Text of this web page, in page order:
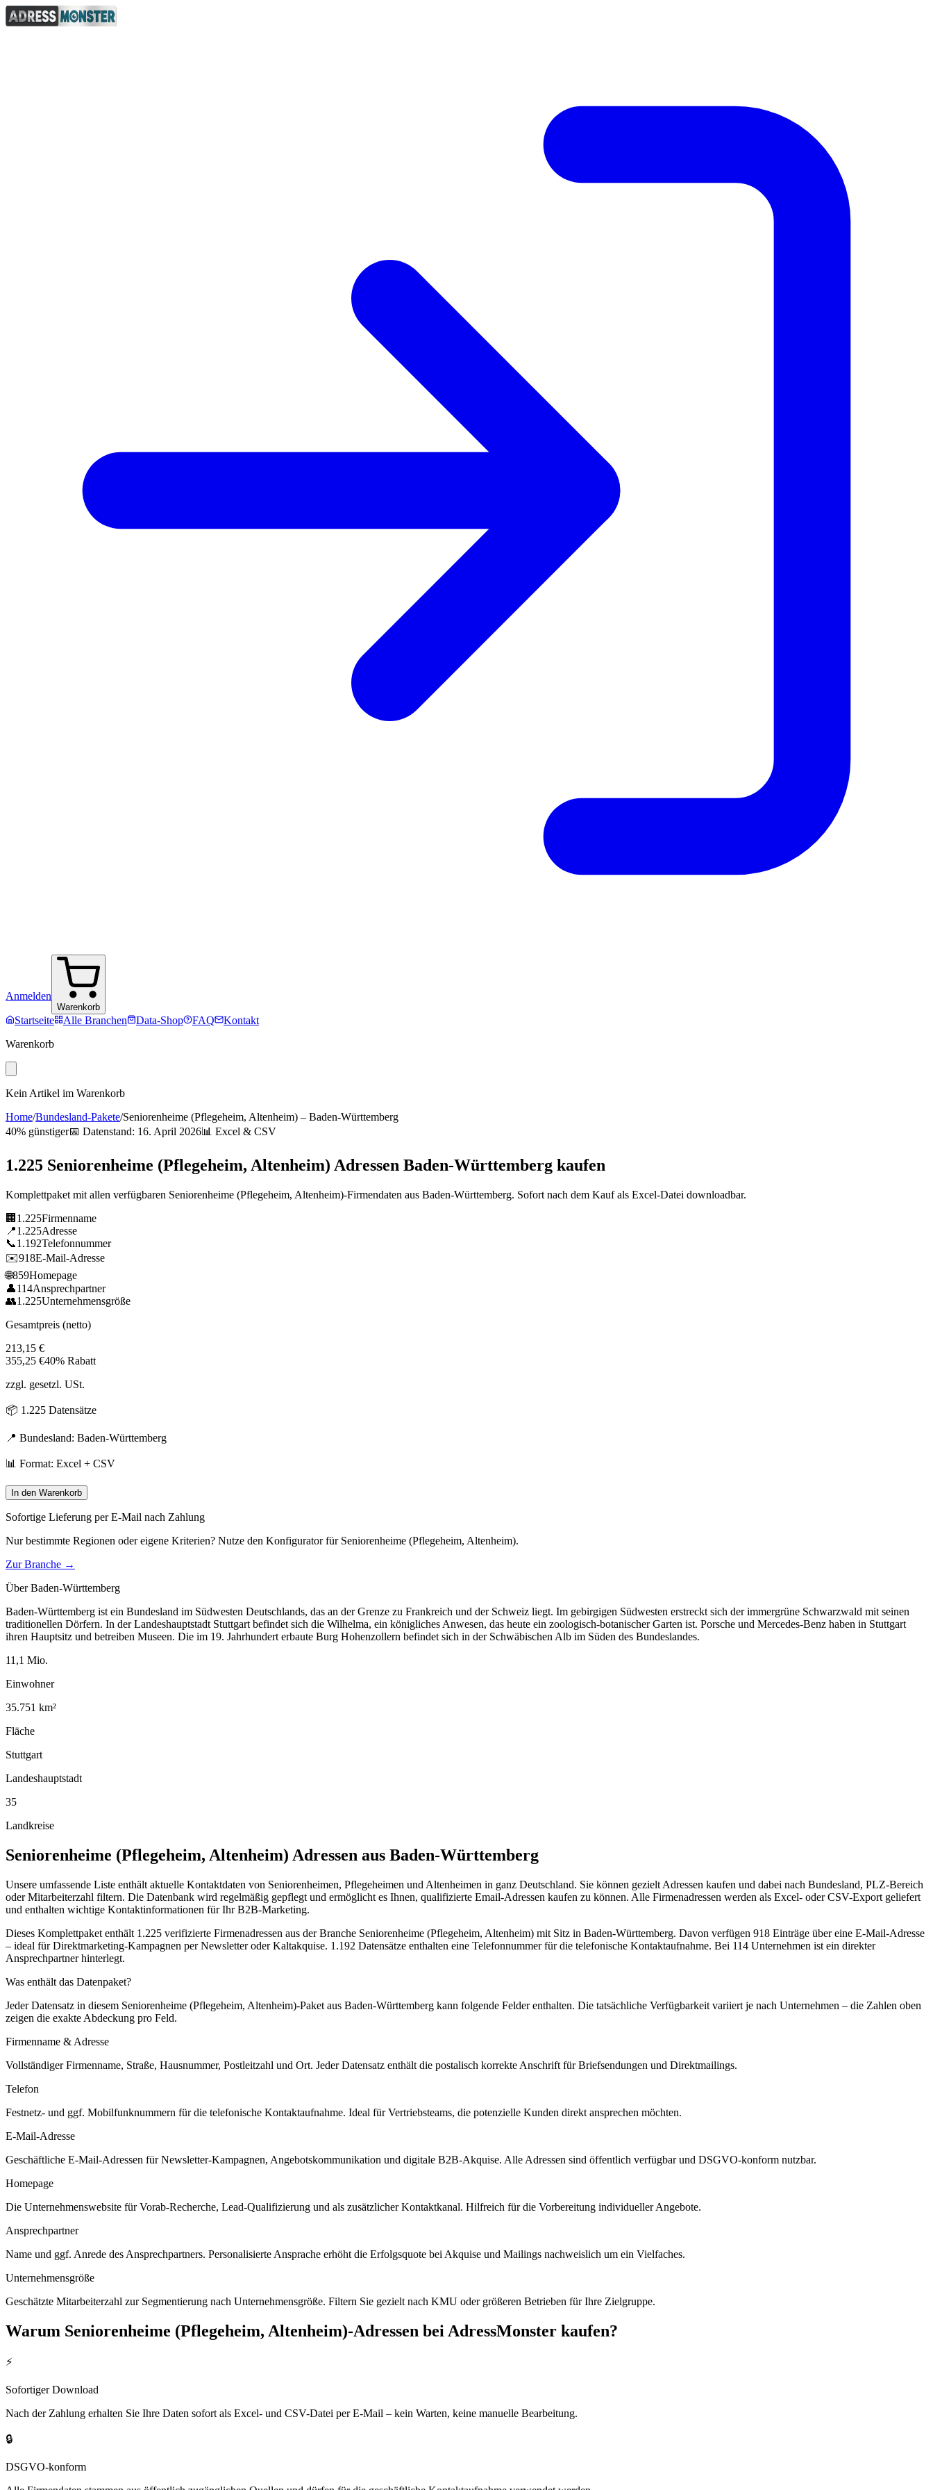
Anmelden
Warenkorb
Startseite Alle Branchen Data-Shop FAQ
Kontakt
Warenkorb
Kein Artikel im Warenkorb
Home/Bundesland-Pakete/Seniorenheime (Pflegeheim, Altenheim) – Baden-Württemberg
40% günstiger📅 Datenstand: 16. April 2026📊 Excel & CSV
1.225 Seniorenheime (Pflegeheim, Altenheim) Adressen Baden-Württemberg kaufen
Komplettpaket mit allen verfügbaren Seniorenheime (Pflegeheim, Altenheim)-Firmendaten aus Baden-Württemberg. Sofort nach dem Kauf als Excel-Datei downloadbar.
🏢 1.225Firmenname
📍1.225Adresse
📞1.192Telefonnummer
✉️918E-Mail-Adresse
🌐859Homepage
👤114Ansprechpartner
👥1.225Unternehmensgröße
Gesamtpreis (netto)
213,15 €
355,25 €40% Rabatt
zzgl. gesetzl. USt.
📦 1.225 Datensätze
📍 Bundesland: Baden-Württemberg
📊 Format: Excel + CSV
In den Warenkorb
Sofortige Lieferung per E-Mail nach Zahlung
Nur bestimmte Regionen oder eigene Kriterien? Nutze den Konfigurator für Seniorenheime (Pflegeheim, Altenheim).
Zur Branche →
ÜberBaden-Württemberg
Baden-Württemberg ist ein Bundesland im Südwesten Deutschlands, das an der Grenze zu Frankreich und der Schweiz liegt. Im gebirgigen Südwesten erstreckt sich der immergrüne Schwarzwald mit seinen
traditionellen Dörfern. In der Landeshauptstadt Stuttgart befindet sich die Wilhelma, ein königliches Anwesen, das heute ein zoologisch-botanischer Garten ist. Porsche und Mercedes-Benz haben in Stuttgart
ihren Hauptsitz und betreiben Museen. Die im 19. Jahrhundert erbaute Burg Hohenzollern befindet sich in der Schwäbischen Alb im Süden des Bundeslandes.
11,1 Mio.
Einwohner
35.751 km²
Fläche
Stuttgart
Landeshauptstadt
35
Landkreise
Seniorenheime (Pflegeheim, Altenheim) Adressen aus Baden-Württemberg
Unsere umfassende Liste enthält aktuelle Kontaktdaten von Seniorenheimen, Pflegeheimen und Altenheimen in ganz Deutschland. Sie können gezielt Adressen kaufen und dabei nach Bundesland, PLZ-Bereich
oder Mitarbeiterzahl filtern. Die Datenbank wird regelmäßig gepflegt und ermöglicht es Ihnen, qualifizierte Email-Adressen kaufen zu können. Alle Firmenadressen werden als Excel- oder CSV-Export geliefert
und enthalten wichtige Kontaktinformationen für Ihr B2B-Marketing.
Dieses Komplettpaket enthält 1.225 verifizierte Firmenadressen aus der Branche Seniorenheime (Pflegeheim, Altenheim) mit Sitz in Baden-Württemberg. Davon verfügen 918 Einträge über eine E-Mail-Adresse
– ideal für Direktmarketing-Kampagnen per Newsletter oder Kaltakquise. 1.192 Datensätze enthalten eine Telefonnummer für die telefonische Kontaktaufnahme. Bei 114 Unternehmen ist ein direkter
Ansprechpartner hinterlegt.
Was enthält das Datenpaket?
Jeder Datensatz in diesem Seniorenheime (Pflegeheim, Altenheim)-Paket aus Baden-Württemberg kann folgende Felder enthalten. Die tatsächliche Verfügbarkeit variiert je nach Unternehmen – die Zahlen oben
zeigen die exakte Abdeckung pro Feld.
Firmenname & Adresse
Vollständiger Firmenname, Straße, Hausnummer, Postleitzahl und Ort. Jeder Datensatz enthält die postalisch korrekte Anschrift für Briefsendungen und Direktmailings.
Telefon
Festnetz- und ggf. Mobilfunknummern für die telefonische Kontaktaufnahme. Ideal für Vertriebsteams, die potenzielle Kunden direkt ansprechen möchten.
E-Mail-Adresse
Geschäftliche E-Mail-Adressen für Newsletter-Kampagnen, Angebotskommunikation und digitale B2B-Akquise. Alle Adressen sind öffentlich verfügbar und DSGVO-konform nutzbar.
Homepage
Die Unternehmenswebsite für Vorab-Recherche, Lead-Qualifizierung und als zusätzlicher Kontaktkanal. Hilfreich für die Vorbereitung individueller Angebote.
Ansprechpartner
Name und ggf. Anrede des Ansprechpartners. Personalisierte Ansprache erhöht die Erfolgsquote bei Akquise und Mailings nachweislich um ein Vielfaches.
Unternehmensgröße
Geschätzte Mitarbeiterzahl zur Segmentierung nach Unternehmensgröße. Filtern Sie gezielt nach KMU oder größeren Betrieben für Ihre Zielgruppe.
Warum Seniorenheime (Pflegeheim, Altenheim)-Adressen bei AdressMonster kaufen?
⚡
Sofortiger Download
Nach der Zahlung erhalten Sie Ihre Daten sofort als Excel- und CSV-Datei per E-Mail – kein Warten, keine manuelle Bearbeitung.
🔒
DSGVO-konform